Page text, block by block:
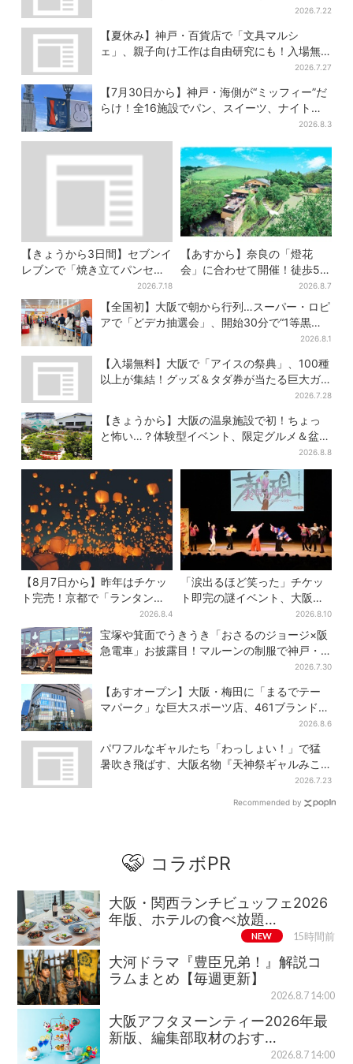
2026.7.22
【夏休み】神戸・百貨店で「文具マルシ
ェ」、親子向け工作は自由研究にも！入場無
2026.7.27
【7月30日から】神戸・海側が“ミッフィー”だ
らけ！全16施設でパン、スイーツ、ナイトマ
2026.8.3
【きょうから3日間】セブンイ
レブンで「焼き立てパンセー
ル」、人気シリーズがお得
に…チョコクッキーも対象
2026.7.18
【あすから】奈良の「燈花
会」に合わせて開催！徒歩5
分…結婚式場が“バル”に、前後
で食事が楽しめる
2026.8.7
【全国初】大阪で朝から行列…スーパー・ロピ
アで「どデカ抽選会」、開始30分で“1等黒毛
2026.8.1
【入場無料】大阪で「アイスの祭典」、100種
以上が集結！グッズ＆タダ券が当たる巨大ガ
2026.7.28
【きょうから】大阪の温泉施設で初！ちょっ
と怖い…？体験型イベント、限定グルメ＆盆踊
2026.8.8
【8月7日から】昨年はチケッ
ト完売！京都で「ランタンフ
ェス」、最大3500の光が夜空
に…会場には縁日も
2026.8.4
「涙出るほど笑った」チケッ
ト即完の謎イベント、大阪で
盛り上がる…約75分間の“表
現”に拍手喝采
2026.8.10
宝塚や箕面でうきうき「おさるのジョージ×阪
急電車」お披露目！マルーンの制服で神戸・
2026.7.30
【あすオープン】大阪・梅田に「まるでテー
マパーク」な巨大スポーツ店、461ブランド集
2026.8.6
パワフルなギャルたち「わっしょい！」で猛
暑吹き飛ばす、大阪名物『天神祭ギャルみこ
2026.7.23
Recommended by
コラボPR
大阪・関西ランチビュッフェ2026
年版、ホテルの食べ放題…
NEW 15時間前
大河ドラマ『豊臣兄弟！』解説コ
ラムまとめ【毎週更新】
2026.8.7 14:00
大阪アフタヌーンティー2026年最
新版、編集部取材のおす…
2026.8.7 14:00